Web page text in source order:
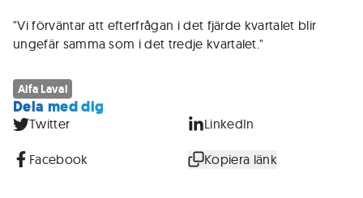
"Vi förväntar att efterfrågan i det fjärde kvartalet blir
ungefär samma som i det tredje kvartalet."
Alfa Laval
Dela med dig
Twitter LinkedIn
Facebook Kopiera länk